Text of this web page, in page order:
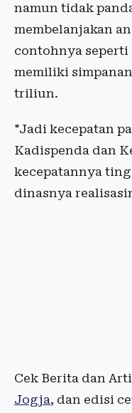
namun tidak
membelanjakan
contohnya seperti
memiliki
triliun.
"Jadi kecepatan
Kadispenda dan
kecepatannya
dinasnya
Cek Berita dan
Jogja, dan edisi